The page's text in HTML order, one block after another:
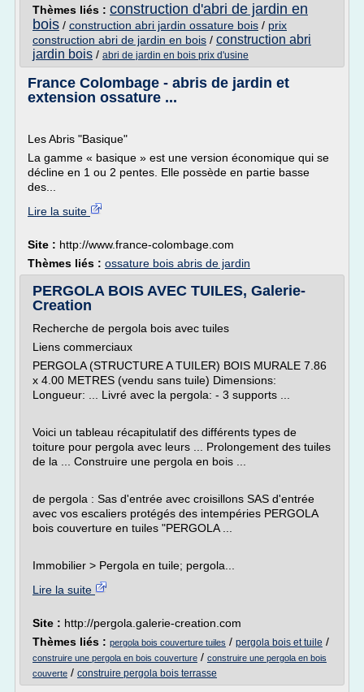
Thèmes liés : construction d'abri de jardin en
bois / construction abri jardin ossature bois / prix
construction abri de jardin en bois / construction abri
jardin bois / abri de jardin en bois prix d'usine
France Colombage - abris de jardin et
extension ossature ...
Les Abris "Basique"
La gamme « basique » est une version économique qui se
décline en 1 ou 2 pentes. Elle possède en partie basse
des...
Lire la suite
Site : http://www.france-colombage.com
Thèmes liés : ossature bois abris de jardin
PERGOLA BOIS AVEC TUILES, Galerie-
Creation
Recherche de pergola bois avec tuiles
Liens commerciaux
PERGOLA (STRUCTURE A TUILER) BOIS MURALE 7.86
x 4.00 METRES (vendu sans tuile) Dimensions:
Longueur: ... Livré avec la pergola: - 3 supports ...
Voici un tableau récapitulatif des différents types de
toiture pour pergola avec leurs ... Prolongement des tuiles
de la ... Construire une pergola en bois ...
de pergola : Sas d'entrée avec croisillons SAS d'entrée
avec vos escaliers protégés des intempéries PERGOLA
bois couverture en tuiles "PERGOLA ...
Immobilier > Pergola en tuile; pergola...
Lire la suite
Site : http://pergola.galerie-creation.com
Thèmes liés : pergola bois couverture tuiles / pergola bois et tuile /
construire une pergola en bois couverture / construire une pergola en bois
couverte / construire pergola bois terrasse